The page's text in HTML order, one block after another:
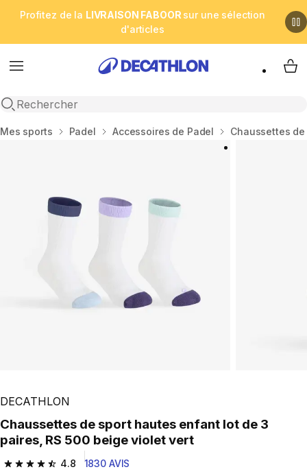
Profitez de la LIVRAISON FABOOR sur une sélection
d'articles
Menu
Open search
My
Accueil
Mes sports Padel Accessoires de Padel Chaussettes de
DECATHLON
Chaussettes de sport hautes enfant lot de 3
paires, RS 500 beige violet vert
4.8
4.8 out of 5 stars from 1830 reviews
1830 AVIS